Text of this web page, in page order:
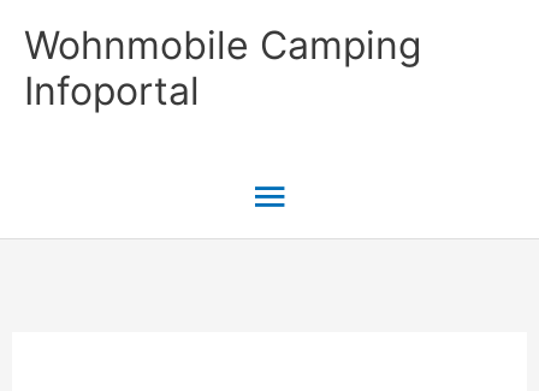
Inhalt
springen
Wohnmobile Camping
Infoportal
Hauptmenü